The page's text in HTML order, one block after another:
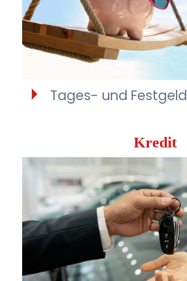
Tages- und Festgeld
Kredit